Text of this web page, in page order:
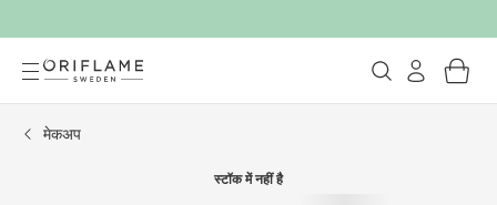
मेकअप
स्टॉक में नहीं है